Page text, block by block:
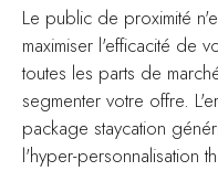
Le public de proximité
maximiser l'efficacité de
toutes les parts de
segmenter votre offre.
package staycation
l'hyper-personnalisation